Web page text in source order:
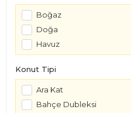
Boğaz
Doğa
Havuz
Konut Tipi
Ara Kat
Bahçe Dubleksi